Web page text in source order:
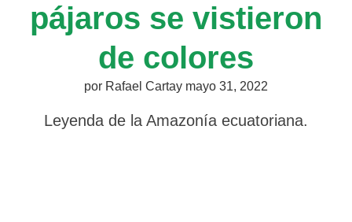
pájaros se vistieron
de colores
por Rafael Cartay mayo 31, 2022
Leyenda de la Amazonía ecuatoriana.